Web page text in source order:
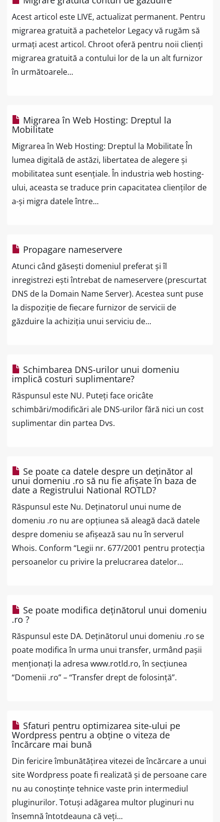
Acest articol este LIVE, actualizat permanent. Pentru
migrarea gratuită a pachetelor Legacy vă rugăm să
urmați acest articol. Chroot oferă pentru noii clienți
migrarea gratuită a contului lor de la un alt furnizor
în următoarele...
Migrarea în Web Hosting: Dreptul la
Mobilitate
Migrarea în Web Hosting: Dreptul la Mobilitate În
lumea digitală de astăzi, libertatea de alegere și
mobilitatea sunt esențiale. În industria web hosting-
ului, aceasta se traduce prin capacitatea clienților de
a-și migra datele între...
Propagare nameservere
Atunci când găsești domeniul preferat și îl
inregistrezi ești întrebat de nameservere (prescurtat
DNS de la Domain Name Server). Acestea sunt puse
la dispoziție de fiecare furnizor de servicii de
găzduire la achiziția unui serviciu de...
Schimbarea DNS-urilor unui domeniu
implică costuri suplimentare?
Răspunsul este NU. Puteți face oricâte
schimbări/modificări ale DNS-urilor fără nici un cost
suplimentar din partea Dvs.
Se poate ca datele despre un deținător al
unui domeniu .ro să nu fie afișate în baza de
date a Registrului National ROTLD?
Răspunsul este Nu. Deținatorul unui nume de
domeniu .ro nu are opțiunea să aleagă dacă datele
despre domeniu se afișează sau nu în serverul
Whois. Conform “Legii nr. 677/2001 pentru protecția
persoanelor cu privire la prelucrarea datelor...
Se poate modifica deținătorul unui domeniu
.ro ?
Răspunsul este DA. Deținătorul unui domeniu .ro se
poate modifica în urma unui transfer, urmând pașii
menționați la adresa www.rotld.ro, în secțiunea
“Domenii .ro” – “Transfer drept de folosință”.
Sfaturi pentru optimizarea site-ului pe
Wordpress pentru a obține o viteza de
încărcare mai bună
Din fericire îmbunătățirea vitezei de încărcare a unui
site Wordpress poate fi realizată și de persoane care
nu au conoștințe tehnice vaste prin intermediul
pluginurilor. Totuși adăgarea multor pluginuri nu
însemnă întotdeauna că veți...